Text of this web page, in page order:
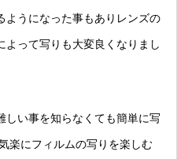
ようになった事もありレンズの
って写りも大変良くなりまし
しい事を知らなくても簡単に写
楽にフィルムの写りを楽しむ